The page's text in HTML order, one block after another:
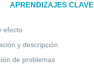
APRENDIZAJES CLAVE
efecto
y descripción
de problemas